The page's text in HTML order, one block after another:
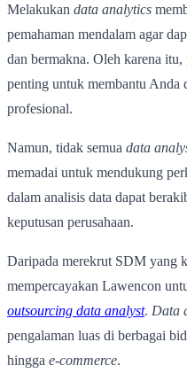
Melakukan data analytics
pemahaman mendalam agar
dan bermakna. Oleh karena itu,
penting untuk membantu Anda
profesional.
Namun, tidak semua data
memadai untuk mendukung
dalam analisis data dapat
keputusan perusahaan.
Daripada merekrut SDM yang
mempercayakan Lawencon
outsourcing data analyst. Data
pengalaman luas di berbagai
hingga e-commerce.